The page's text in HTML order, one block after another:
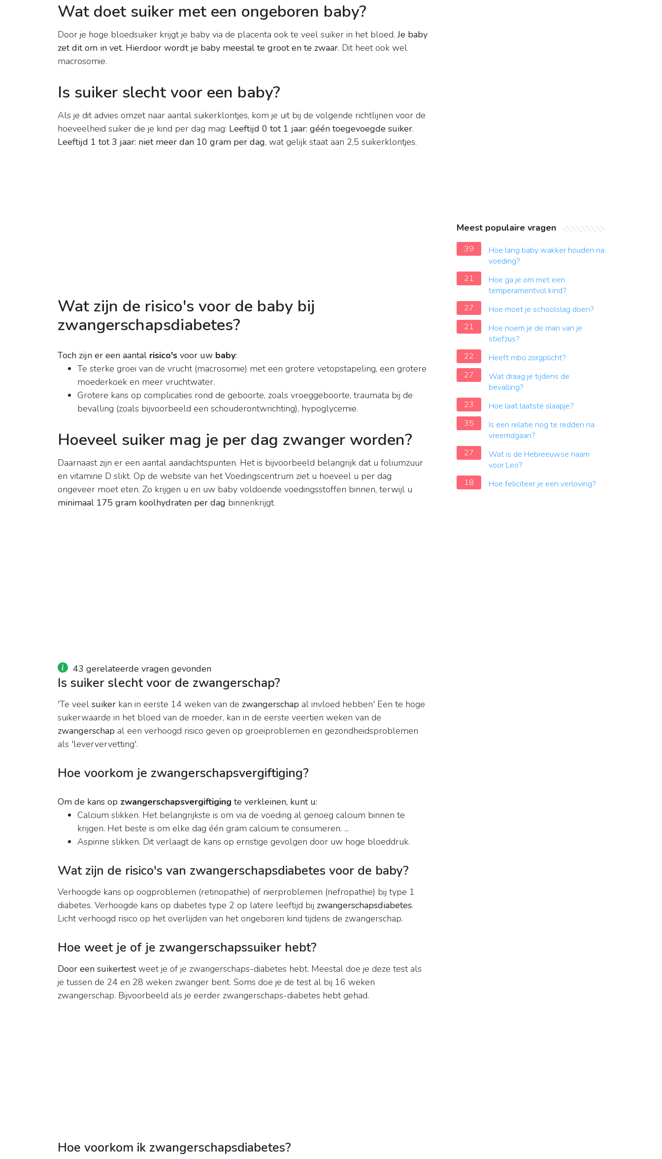
Wat doet suiker met een ongeboren baby?
Door je hoge bloedsuiker krijgt je baby via de placenta ook te veel suiker in het bloed.Je baby
zet dit om in vet. Hierdoor wordt je baby meestal te groot en te zwaar. Dit heet ook wel
macrosomie.
Is suiker slecht voor een baby?
Als je dit advies omzet naar aantal suikerklontjes, kom je uit bij de volgende richtlijnen voor de
hoeveelheid suiker die je kind per dag mag: Leeftijd 0 tot 1 jaar: géén toegevoegde suiker.
Leeftijd 1 tot 3 jaar: niet meer dan 10 gram per dag, wat gelijk staat aan 2,5 suikerklontjes.
Wat zijn de risico's voor de baby bij
zwangerschapsdiabetes?
Toch zijn er een aantal risico's voor uw baby:
Te sterke groei van de vrucht (macrosomie) met een grotere vetopstapeling, een grotere
moederkoek en meer vruchtwater.
Grotere kans op complicaties rond de geboorte, zoals vroeggeboorte, traumata bij de
bevalling (zoals bijvoorbeeld een schouderontwrichting), hypoglycemie.
Hoeveel suiker mag je per dag zwanger worden?
Daarnaast zijn er een aantal aandachtspunten. Het is bijvoorbeeld belangrijk dat u foliumzuur
en vitamine D slikt. Op de website van het Voedingscentrum ziet u hoeveel u per dag
ongeveer moet eten. Zo krijgen u en uw baby voldoende voedingsstoffen binnen, terwijl u
minimaal 175 gram koolhydraten per dag binnenkrijgt.
43 gerelateerde vragen gevonden
Is suiker slecht voor de zwangerschap?
'Te veel suiker kan in eerste 14 weken van de zwangerschap al invloed hebben' Een te hoge
suikerwaarde in het bloed van de moeder, kan in de eerste veertien weken van de
zwangerschap al een verhoogd risico geven op groeiproblemen en gezondheidsproblemen
als 'leververvetting'.
Hoe voorkom je zwangerschapsvergiftiging?
Om de kans op zwangerschapsvergiftiging te verkleinen, kunt u:
Calcium slikken. Het belangrijkste is om via de voeding al genoeg calcium binnen te
krijgen. Het beste is om elke dag één gram calcium te consumeren. ...
Aspirine slikken. Dit verlaagt de kans op ernstige gevolgen door uw hoge bloeddruk.
Wat zijn de risico's van zwangerschapsdiabetes voor de baby?
Verhoogde kans op oogproblemen (retinopathie) of nierproblemen (nefropathie) bij type 1
diabetes. Verhoogde kans op diabetes type 2 op latere leeftijd bij zwangerschapsdiabetes.
Licht verhoogd risico op het overlijden van het ongeboren kind tijdens de zwangerschap.
Hoe weet je of je zwangerschapssuiker hebt?
Door een suikertestweet je of je zwangerschaps-diabetes hebt. Meestal doe je deze test als
je tussen de 24 en 28 weken zwanger bent. Soms doe je de test al bij 16 weken
zwangerschap. Bijvoorbeeld als je eerder zwangerschaps-diabetes hebt gehad.
Hoe voorkom ik zwangerschapsdiabetes?
Meest populaire vragen
39
Hoe lang baby wakker houden na
voeding?
21
Hoe ga je om met een
temperamentvol kind?
27
Hoe moet je schoolslag doen?
21
Hoe noem je de man van je
stiefzus?
22
Heeft mbo zorgplicht?
27
Wat draag je tijdens de
bevalling?
23
Hoe laat laatste slaapje?
35
Is een relatie nog te redden na
vreemdgaan?
27
Wat is de Hebreeuwse naam
voor Leo?
18
Hoe feliciteer je een verloving?